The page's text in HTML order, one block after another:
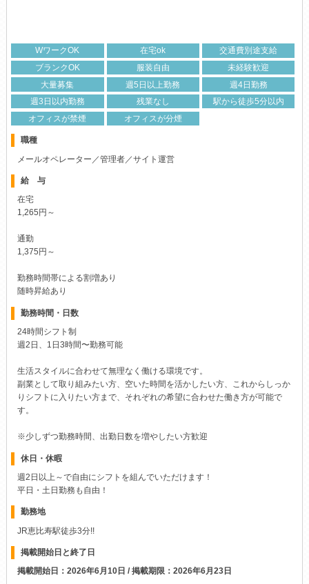
ブランクOK
服装自由
未経験歓迎
大量募集
週5日以上勤務
週4日勤務
週3日以内勤務
残業なし
駅から徒歩5分以内
オフィスが禁煙
オフィスが分煙
職種
メールオペレーター／管理者／サイト運営
給 与
在宅
通勤
勤務時間帯による割増あり
勤務時間・日数
24時間シフト制
生活スタイルに合わせて無理なく働ける環境です。
りシフトに入りたい方まで、それぞれの希望に合わせた働き方が可能で
す。
※少しずつ勤務時間、出勤日数を増やしたい方歓迎
休日・休暇
週2日以上～で自由にシフトを組んでいただけます！
勤務地
JR恵比寿駅徒歩3分!!
掲載開始日と終了日
掲載開始日：2026年6月10日 / 掲載期限：2026年6月23日
求人キープ